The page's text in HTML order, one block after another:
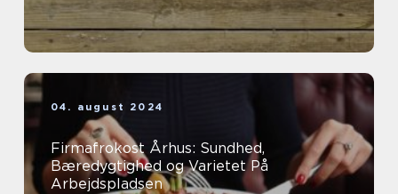
04. august 2024
Firmafrokost Århus: Sundhed,
Bæredygtighed og Varietet På
Arbejdspladsen